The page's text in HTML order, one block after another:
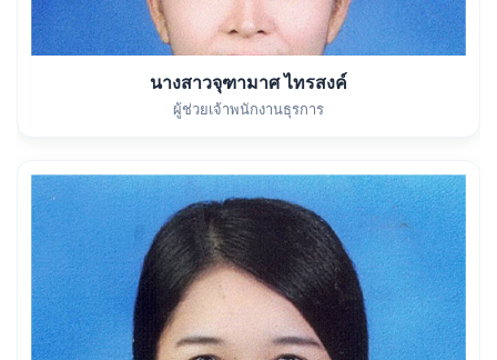
นางสาวจุฑามาศ ไทรสงค์
ผู้ช่วยเจ้าพนักงานธุรการ